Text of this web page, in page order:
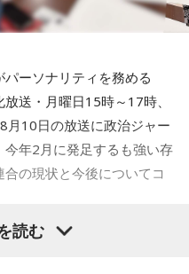
けど、本当にできるんだろ
中道をなんとかするには
強い野党がいないと有権
助かった人、衆議院議員の
公明党の人たちと話をし
ね。2月のときに急遽、で
ーソナリティを務める
送・月曜日15時～17時、
10日の放送に政治ジャー
年2月に発足するも強い存
の現状と今後についてコ
）政党支持率も低い」
読む